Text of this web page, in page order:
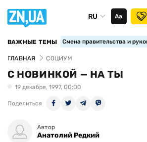
RU Аа
ВАЖНЫЕ ТЕМЫ Смена правительства и
ГЛАВНАЯ СОЦИУМ
С НОВИНКОЙ — НА ТЫ
19 декабря, 1997, 00:00
Поделиться
Автор
Анатолий Редкий